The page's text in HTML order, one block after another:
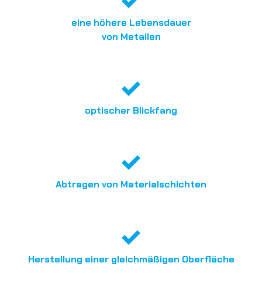
eine höhere Lebensdauer
von Metallen
optischer Blickfang
Abtragen von Materialschichten
Herstellung einer gleichmäßigen Oberfläche